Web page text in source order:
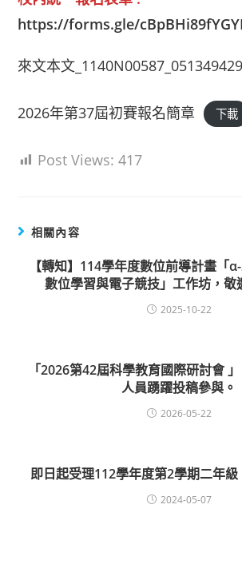
https://forms.gle/
來文本文
2026年第37屆初賽報名簡章 下載
Post Views: 417
相關內容
【轉知】114學年度數位前導計畫「
數位學習與電子競技」工作坊，敬
2025-10-22
「2026第42屆科學教育國際研討會
人員踴躍投稿參與。
2026-05-22
即日起受理112學年度第2學期二年
2024-05-07